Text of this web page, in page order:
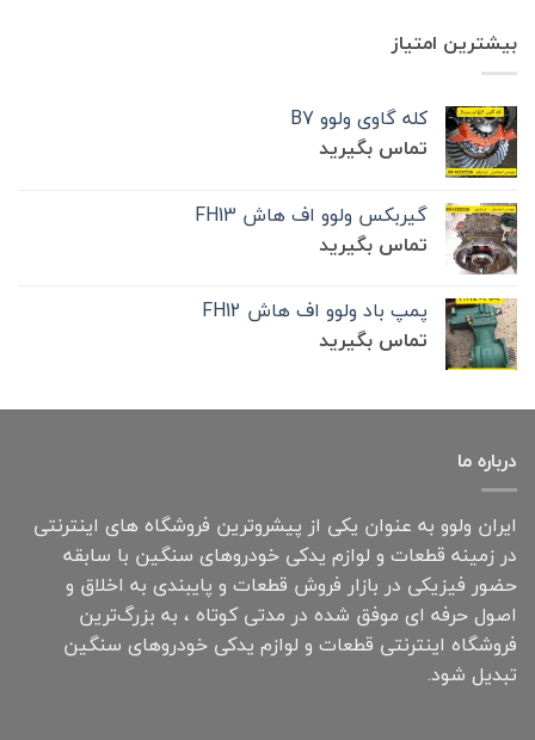
بیشترین امتیاز
کله گاوی ولوو B7
تماس بگیرید
گیربکس ولوو اف هاش FH13
تماس بگیرید
پمپ باد ولوو اف هاش FH12
تماس بگیرید
درباره ما
ایران ولوو به عنوان یکی از پیشروترین فروشگاه های اینترنتی
در زمینه قطعات و لوازم یدکی خودروهای سنگین با سابقه
حضور فیزیکی در بازار فروش قطعات و پایبندی به اخلاق و
اصول حرفه ای موفق شده در مدتی کوتاه ، به بزرگ‌ترین
فروشگاه اینترنتی قطعات و لوازم یدکی خودروهای سنگین
تبدیل شود.